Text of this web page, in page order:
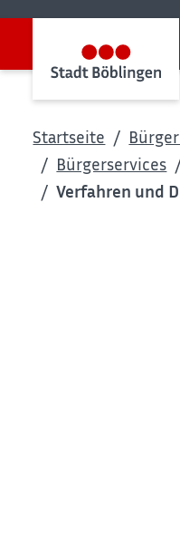
Startseite
Bürgerservices
Verfahren und